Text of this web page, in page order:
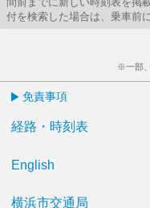
付を検索した場合は、乗車前
※一部
免責事項
経路・時刻表
English
横浜市交通局